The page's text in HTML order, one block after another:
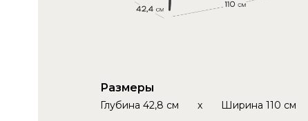
Размеры
Глубина 42,8 см x Ширина 110 см